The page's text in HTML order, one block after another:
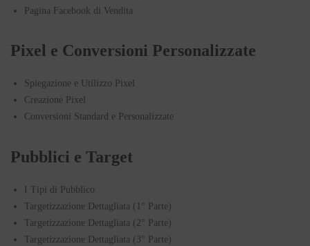
Pagina Facebook di Vendita
Pixel e Conversioni Personalizzate
Spiegazione e Utilizzo Pixel
Creazione Pixel
Conversioni Standard e Personalizzate
Pubblici e Target
I Tipi di Pubblico
Targetizzazione Dettagliata (1° Parte)
Targetizzazione Dettagliata (2° Parte)
Targetizzazione Dettagliata (3° Parte)